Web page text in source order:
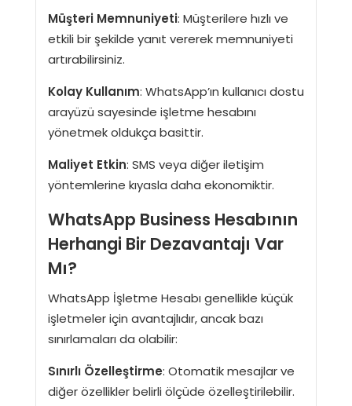
Müşteri Memnuniyeti: Müşterilere hızlı ve
etkili bir şekilde yanıt vererek memnuniyeti
artırabilirsiniz.
Kolay Kullanım: WhatsApp’ın kullanıcı dostu
arayüzü sayesinde işletme hesabını
yönetmek oldukça basittir.
Maliyet Etkin: SMS veya diğer iletişim
yöntemlerine kıyasla daha ekonomiktir.
WhatsApp Business Hesabının
Herhangi Bir Dezavantajı Var
Mı?
WhatsApp İşletme Hesabı genellikle küçük
işletmeler için avantajlıdır, ancak bazı
sınırlamaları da olabilir:
Sınırlı Özelleştirme: Otomatik mesajlar ve
diğer özellikler belirli ölçüde özelleştirilebilir.